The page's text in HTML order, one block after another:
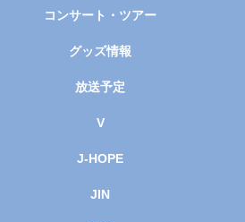
コンサート・ツアー
グッズ情報
放送予定
V
J-HOPE
JIN